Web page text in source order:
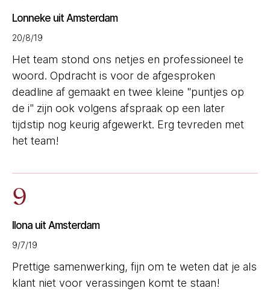
Lonneke uit Amsterdam
20/8/19
Het team stond ons netjes en professioneel te
woord. Opdracht is voor de afgesproken
deadline af gemaakt en twee kleine "puntjes op
de i" zijn ook volgens afspraak op een later
tijdstip nog keurig afgewerkt. Erg tevreden met
het team!
9
Ilona uit Amsterdam
9/7/19
Prettige samenwerking, fijn om te weten dat je als
klant niet voor verassingen komt te staan!